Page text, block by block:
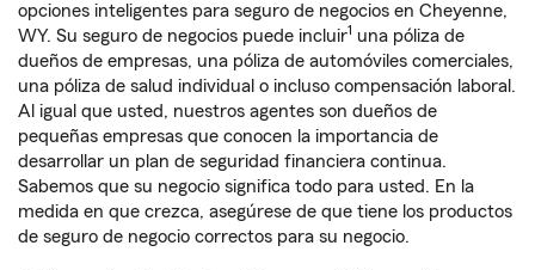
opciones inteligentes para seguro de negocios en Cheyenne,
WY. Su seguro de negocios puede incluir1 una póliza de
dueños de empresas, una póliza de automóviles comerciales,
una póliza de salud individual o incluso compensación laboral.
Al igual que usted, nuestros agentes son dueños de
pequeñas empresas que conocen la importancia de
desarrollar un plan de seguridad financiera continua.
Sabemos que su negocio significa todo para usted. En la
medida en que crezca, asegúrese de que tiene los productos
de seguro de negocio correctos para su negocio.